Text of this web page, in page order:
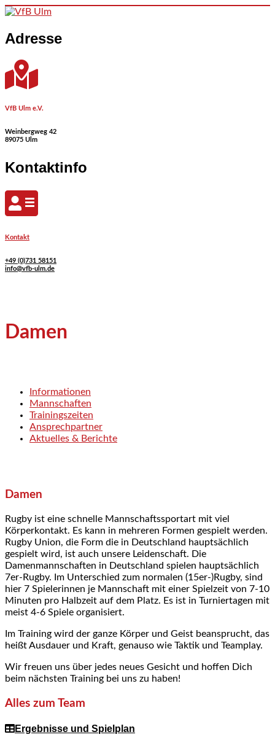
Skip to content
Adresse
VfB Ulm e.V.
Weinbergweg 42
89075 Ulm
Kontaktinfo
Kontakt
+49 (0)731 58151
info@vfb-ulm.de
Damen
Informationen
Mannschaften
Trainingszeiten
Ansprechpartner
Aktuelles & Berichte
Damen
Rugby ist eine schnelle Mannschaftssportart mit viel
Körperkontakt. Es kann in mehreren Formen gespielt werden.
Rugby Union, die Form die in Deutschland hauptsächlich
gespielt wird, ist auch unsere Leidenschaft. Die
Damenmannschaften in Deutschland spielen hauptsächlich
7er-Rugby. Im Unterschied zum normalen (15er-)Rugby, sind
hier 7 Spielerinnen je Mannschaft mit einer Spielzeit von 7-10
Minuten pro Halbzeit auf dem Platz. Es ist in Turniertagen mit
meist 4-6 Spiele organisiert.
Im Training wird der ganze Körper und Geist beansprucht, das
heißt Ausdauer und Kraft, genauso wie Taktik und Teamplay.
Wir freuen uns über jedes neues Gesicht und hoffen Dich
beim nächsten Training bei uns zu haben!
Alles zum Team
Ergebnisse und Spielplan